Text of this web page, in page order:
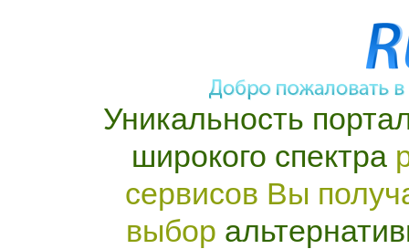
Уникальность
широкого спектра
сервисов Вы
выбор